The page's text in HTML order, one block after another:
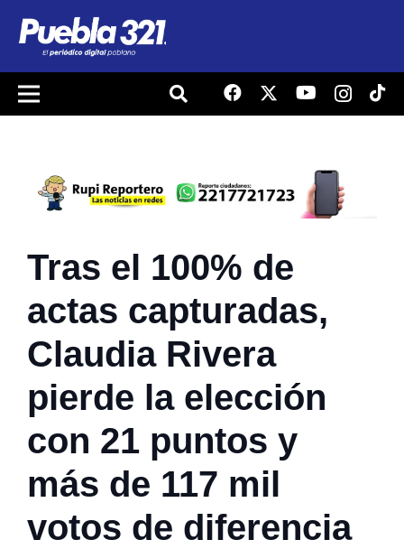
Tras el 100% de
actas capturadas,
Claudia Rivera
pierde la elección
con 21 puntos y
más de 117 mil
votos de diferencia